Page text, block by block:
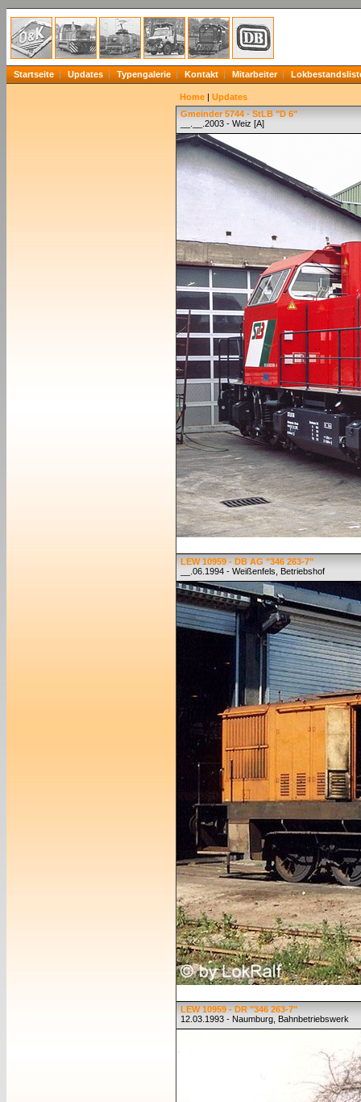
Startseite Updates Typengalerie Kontakt Mitarbeiter
Home | Updates
Gmeinder 5744 - StLB "D 6"
__.__.2003 - Weiz [A]
LEW 10959 - DB AG "346 263-7"
__.06.1994 - Weißenfels, Betriebshof
LEW 10959 - DR "346 263-7"
12.03.1993 - Naumburg, Bahnbetriebswerk